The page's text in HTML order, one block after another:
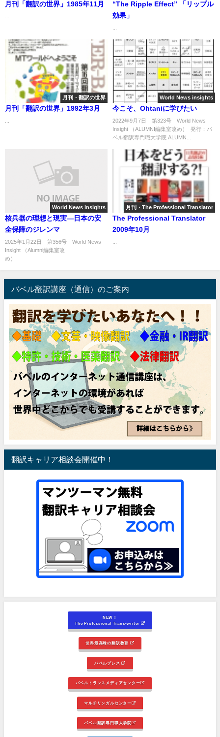
月刊「翻訳の世界」1985年11月
“The Ripple Effect” 「リップル
効果」
月刊・翻訳の世界
月刊「翻訳の世界」1992年3月
World News insights
今こそ、Ohtaniに学びたい
2022年9月7日 第323号 World News
Insight （ALUMNI編集室改め） 発行：バ
ベル翻訳専門職大学院 ALUMN...
World News insights
核兵器の理想と現実―日本の安
全保障のジレンマ
2025年1月22日 第356号 World News
Insight （Alumni編集室改
め） ...
月刊・The Professional Translator
The Professional Translator
2009年10月
バベル翻訳講座（通信）のご案内
翻訳キャリア相談会開催中！
NEW！
The Professional Trans-writer
世界最高峰の翻訳教育
バベルプレス
バベルトランスメディアセンター
マルチリンガルセンター
バベル翻訳専門職大学院